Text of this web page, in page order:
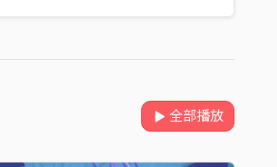
全部播放